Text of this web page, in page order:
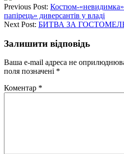
Previous Post: Костюм-
папірець» диверсантів у владі
Next Post: БИТВА ЗА
Залишити відповідь
Ваша e-mail адреса не
поля позначені *
Коментар *